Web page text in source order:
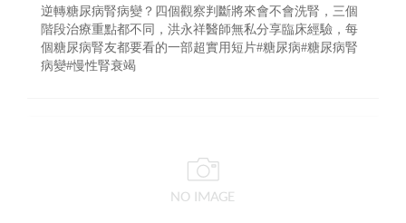
逆轉糖尿病腎病變？四個觀察判斷將來會不會洗腎，三個
階段治療重點都不同，洪永祥醫師無私分享臨床經驗，每
個糖尿病腎友都要看的一部超實用短片#糖尿病#糖尿病腎
病變#慢性腎衰竭